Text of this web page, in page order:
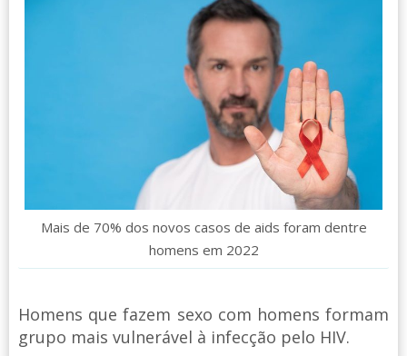
Mais de 70% dos novos casos de aids foram dentre
homens em 2022
Homens que fazem sexo com homens formam
grupo mais vulnerável à infecção pelo HIV.